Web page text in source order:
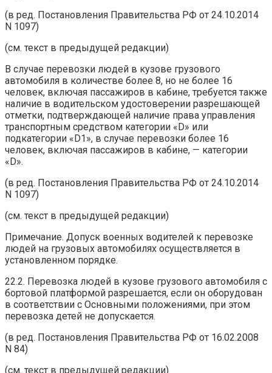
(в ред. Постановления Правительства РФ от 24.10.2014
N 1097)
(см. текст в предыдущей редакции)
В случае перевозки людей в кузове грузового
автомобиля в количестве более 8, но не более 16
человек, включая пассажиров в кабине, требуется также
наличие в водительском удостоверении разрешающей
отметки, подтверждающей наличие права управления
транспортным средством категории «D» или
подкатегории «D1», в случае перевозки более 16
человек, включая пассажиров в кабине, — категории
«D».
(в ред. Постановления Правительства РФ от 24.10.2014
N 1097)
(см. текст в предыдущей редакции)
Примечание. Допуск военных водителей к перевозке
людей на грузовых автомобилях осуществляется в
установленном порядке.
22.2. Перевозка людей в кузове грузового автомобиля с
бортовой платформой разрешается, если он оборудован
в соответствии с Основными положениями, при этом
перевозка детей не допускается.
(в ред. Постановления Правительства РФ от 16.02.2008
N 84)
(см. текст в предыдущей редакции)